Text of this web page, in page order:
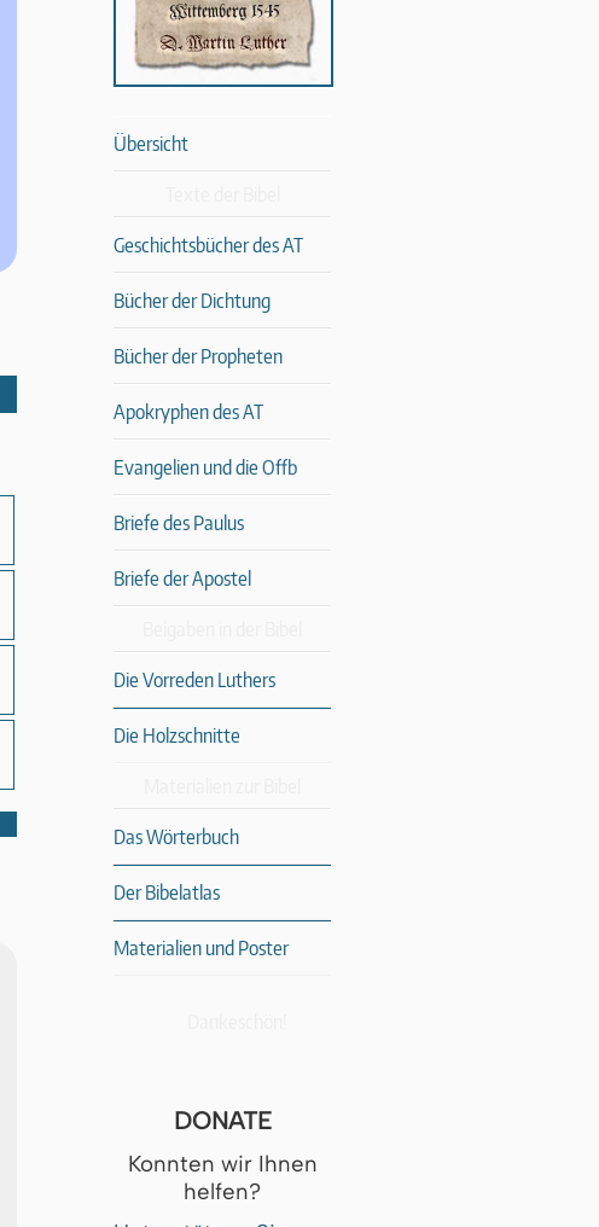
Übersicht
Geschichtsbücher des AT
Bücher der Dichtung
Bücher der Propheten
Apokryphen des AT
Evangelien und die Offb
Briefe des Paulus
Briefe der Apostel
Die Vorreden Luthers
Die Holzschnitte
Das Wörterbuch
Der Bibelatlas
Materialien und Poster
DONATE
Konnten wir Ihnen
helfen?